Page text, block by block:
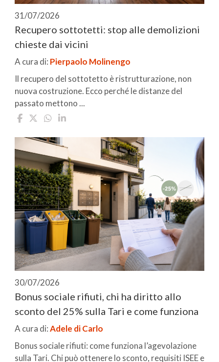
31/07/2026
Recupero sottotetti: stop alle demolizioni
chieste dai vicini
A cura di: Pierpaolo Molinengo
Il recupero del sottotetto è ristrutturazione, non
nuova costruzione. Ecco perché le distanze del
passato mettono ...
30/07/2026
Bonus sociale rifiuti, chi ha diritto allo
sconto del 25% sulla Tari e come funziona
A cura di:Adele di Carlo
Bonus sociale rifiuti: come funziona l’agevolazione
sulla Tari. Chi può ottenere lo sconto, requisiti ISEE e